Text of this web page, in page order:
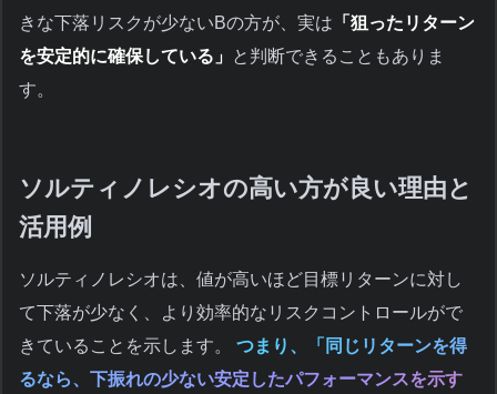
きな下落リスクが少ないBの方が、実は 「狙ったリターン
を安定的に確保している」 と判断できることもありま
す。
ソルティノレシオの高い方が良い理由と
活用例
ソルティノレシオは、値が高いほど目標リターンに対し
て下落が少なく、より効率的なリスクコントロールがで
きていることを示します。 つまり、「同じリターンを得
るなら、下振れの少ない安定したパフォーマンスを示す